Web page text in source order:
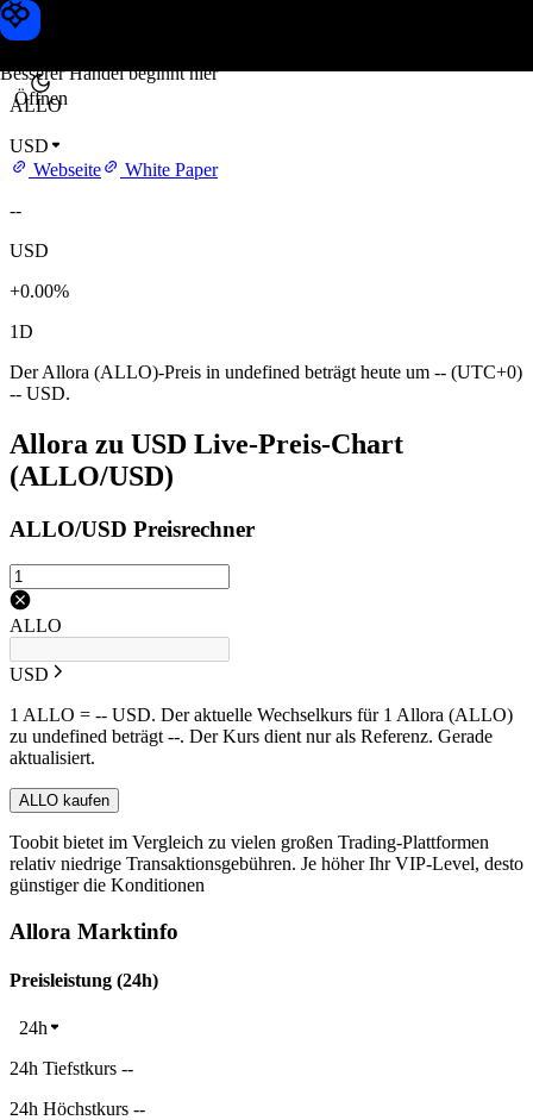
Besserer Handel beginnt hier
Öffnen
Allora Kurs
ALLO
USD
Webseite
White Paper
--
USD
+0.00%
1D
Der Allora (ALLO)-Preis in undefined beträgt heute um -- (UTC+0)
-- USD.
Allora zu USD Live-Preis-Chart
(ALLO/USD)
ALLO/USD Preisrechner
ALLO
USD
1 ALLO = -- USD. Der aktuelle Wechselkurs für 1 Allora (ALLO)
zu undefined beträgt --. Der Kurs dient nur als Referenz. Gerade
aktualisiert.
ALLO kaufen
Toobit bietet im Vergleich zu vielen großen Trading-Plattformen
relativ niedrige Transaktionsgebühren. Je höher Ihr VIP-Level, desto
günstiger die Konditionen
Allora Marktinfo
Preisleistung (24h)
24h
24h Tiefstkurs --
24h Höchstkurs --